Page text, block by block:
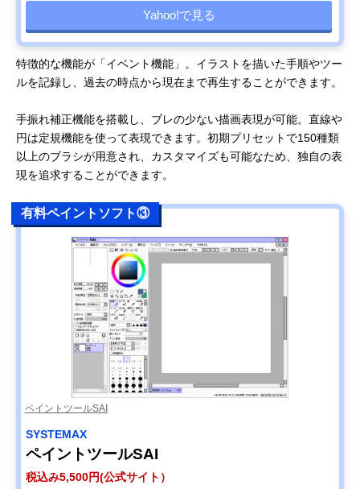
Yahoo!で見る
特徴的な機能が「イベント機能」。イラストを描いた手順やツー
ルを記録し、過去の時点から現在まで再生することができます。
手振れ補正機能を搭載し、ブレの少ない描画表現が可能。直線や
円は定規機能を使って表現できます。初期プリセットで150種類
以上のブラシが用意され、カスタマイズも可能なため、独自の表
現を追求することができます。
有料ペイントソフト③
ペイントツールSAI
SYSTEMAX
ペイントツールSAI
税込み5,500円(公式サイト）